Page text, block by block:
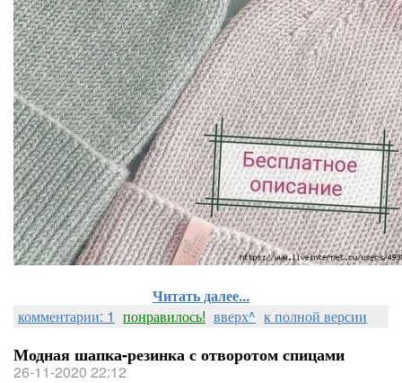
Читать далее...
комментарии: 1 понравилось! вверх^ к полной версии
Модная шапка-резинка с отворотом спицами
26-11-2020 22:12